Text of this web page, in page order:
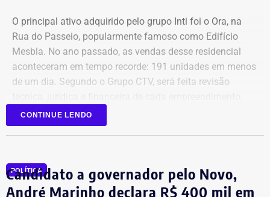
O principal ativo adquirido pelo grupo Inti foi o Ora, na
Rua do Passeio, popularmente famoso como Edifício
Mesbla. No ano passado, as vendas desse residencial
aconteceram em tempo recorde: 191 unidades em menos
de um dia. Segundo o Grupo CTV, será feita revisão
antes da retomada dos canteiros. Cronogramas de
entrega terão novas datas. Também haverá a definição
a Artesanal investimentos.
CONTINUE LENDO
POLÍTICA
Candidato a governador pelo Novo,
André Marinho declara R$ 400 mil em